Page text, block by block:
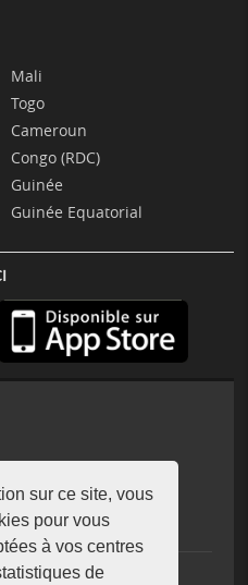
sur ce site, vous
pour vous
à vos centres
de
Mali
Togo
Cameroun
Congo (RDC)
Guinée
Guinée Equatorial